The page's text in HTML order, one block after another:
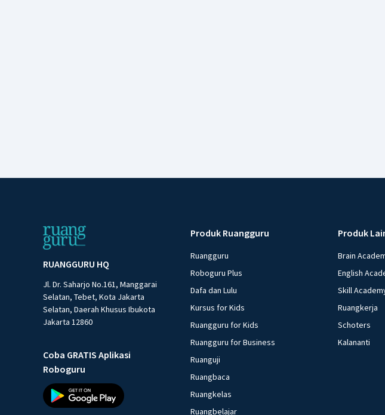
RUANGGURU HQ
Jl. Dr. Saharjo No.161, Manggarai
Selatan, Tebet, Kota Jakarta
Selatan, Daerah Khusus Ibukota
Jakarta 12860
Coba GRATIS Aplikasi
Roboguru
Produk Ruangguru
Ruangguru
Roboguru Plus
Dafa dan Lulu
Kursus for Kids
Ruangguru for Kids
Ruangguru for Business
Ruanguji
Ruangbaca
Ruangkelas
Ruangbelajar
Produk
Brain
English
Skill
Ruangkerja
Schoters
Kalananti